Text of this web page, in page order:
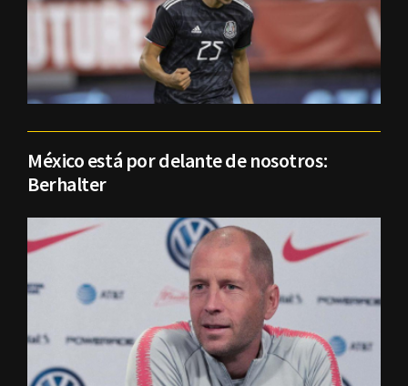
México está por delante de nosotros:
Berhalter